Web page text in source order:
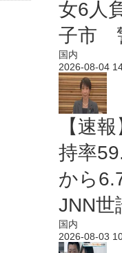
女6人
子市
国内
2026-08-04
【速
持率
から
JNN世
国内
2026-08-03